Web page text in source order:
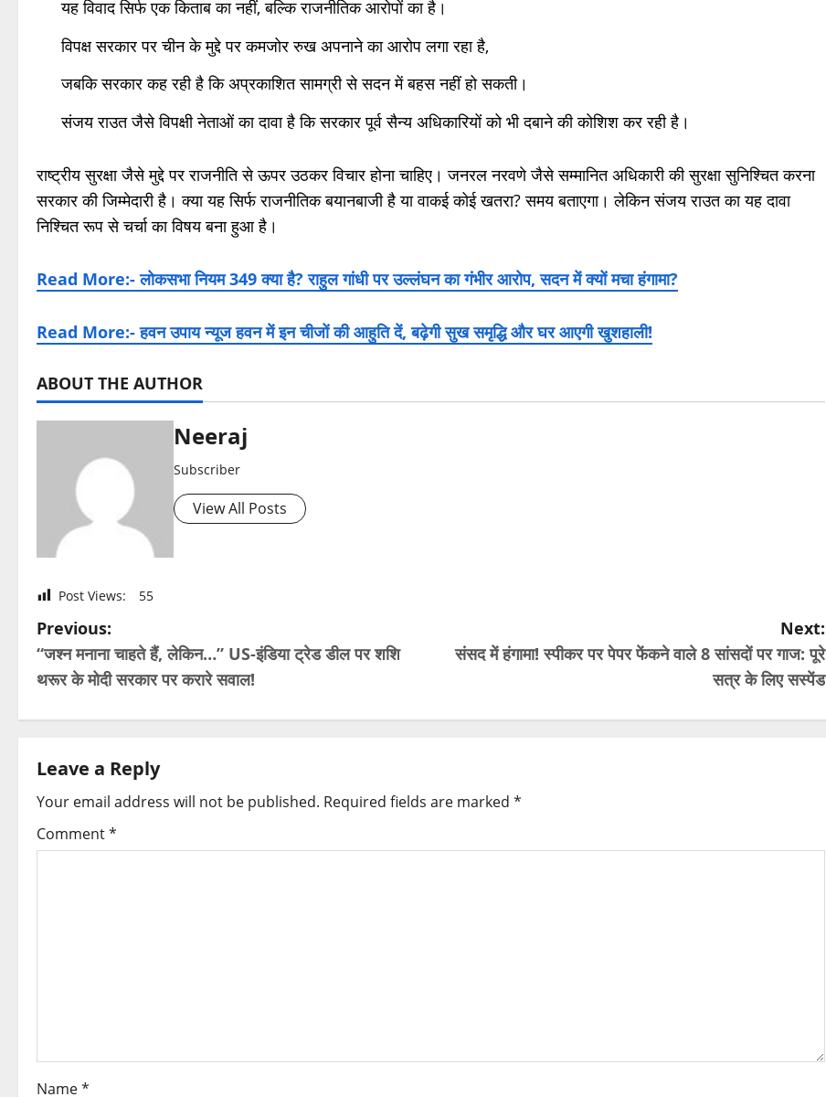
यह विवाद सिर्फ एक किताब का नहीं, बल्कि राजनीतिक आरोपों का है।
विपक्ष सरकार पर चीन के मुद्दे पर कमजोर रुख अपनाने का आरोप लगा रहा है,
जबकि सरकार कह रही है कि अप्रकाशित सामग्री से सदन में बहस नहीं हो सकती।
संजय राउत जैसे विपक्षी नेताओं का दावा है कि सरकार पूर्व सैन्य अधिकारियों को भी दबाने की कोशिश कर रही है।
राष्ट्रीय सुरक्षा जैसे मुद्दे पर राजनीति से ऊपर उठकर विचार होना चाहिए। जनरल नरवणे जैसे सम्मानित अधिकारी की सुरक्षा सुनिश्चित करना
सरकार की जिम्मेदारी है। क्या यह सिर्फ राजनीतिक बयानबाजी है या वाकई कोई खतरा? समय बताएगा। लेकिन संजय राउत का यह दावा
निश्चित रूप से चर्चा का विषय बना हुआ है।
Read More:- लोकसभा नियम 349 क्या है? राहुल गांधी पर उल्लंघन का गंभीर आरोप, सदन में क्यों मचा हंगामा?
Read More:- हवन उपाय न्यूज हवन में इन चीजों की आहुति दें, बढ़ेगी सुख समृद्धि और घर आएगी खुशहाली!
ABOUT THE AUTHOR
Neeraj
Subscriber
View All Posts
Post Views: 55
P
o
s
n
a
v
i
Previous:
“जश्न मनाना चाहते हैं, लेकिन…” US-इंडिया ट्रेड डील पर शशि
थरूर के मोदी सरकार पर करारे सवाल!
Next:
संसद में हंगामा! स्पीकर पर पेपर फेंकने वाले 8 सांसदों पर गाज: पूरे
सत्र के लिए सस्पेंड
Leave a Reply
Your email address will not be published. Required fields are marked *
Comment*
Name*